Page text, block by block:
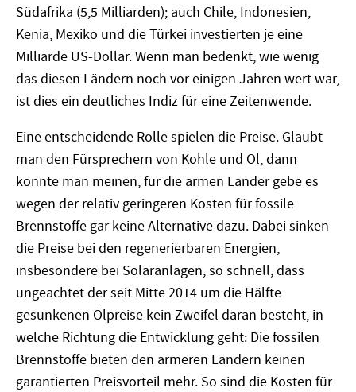
Südafrika (5,5 Milliarden); auch Chile, Indonesien,
Kenia, Mexiko und die Türkei investierten je eine
Milliarde US-Dollar. Wenn man bedenkt, wie wenig
das diesen Ländern noch vor einigen Jahren wert war,
ist dies ein deutliches Indiz für eine Zeitenwende.
Eine entscheidende Rolle spielen die Preise. Glaubt
man den Fürsprechern von Kohle und Öl, dann
könnte man meinen, für die armen Länder gebe es
wegen der relativ geringeren Kosten für fossile
Brennstoffe gar keine Alternative dazu. Dabei sinken
die Preise bei den regenerierbaren Energien,
insbesondere bei Solaranlagen, so schnell, dass
ungeachtet der seit Mitte 2014 um die Hälfte
gesunkenen Ölpreise kein Zweifel daran besteht, in
welche Richtung die Entwicklung geht: Die fossilen
Brennstoffe bieten den ärmeren Ländern keinen
garantierten Preisvorteil mehr. So sind die Kosten für